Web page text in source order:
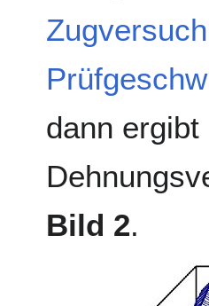
Zugversuch
dann
Bild 2.